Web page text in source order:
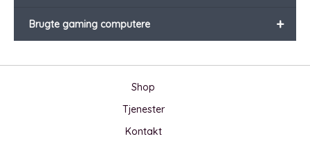
+
Brugte gaming computere
Shop
Tjenester
Kontakt